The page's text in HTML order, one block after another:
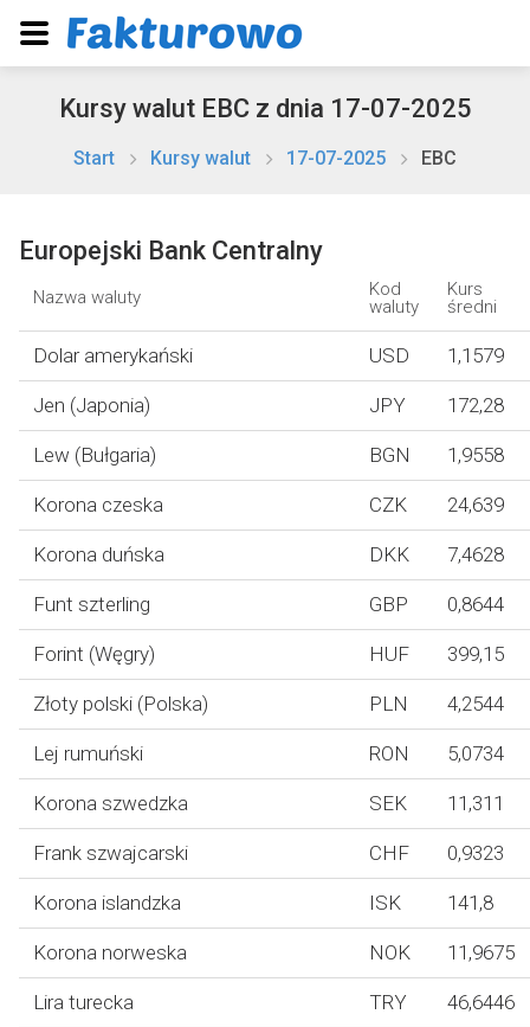
Kursy walut EBC z dnia 17-07-2025
Start Kursy walut 17-07-2025 EBC
Europejski Bank Centralny
Nazwa waluty
Kod
waluty
Kurs
średni
Dolar amerykański USD 1,1579
Jen (Japonia) JPY 172,28
Lew (Bułgaria) BGN 1,9558
Korona czeska CZK 24,639
Korona duńska DKK 7,4628
Funt szterling GBP 0,8644
Forint (Węgry) HUF 399,15
Złoty polski (Polska) PLN 4,2544
Lej rumuński RON 5,0734
Korona szwedzka SEK 11,311
Frank szwajcarski CHF 0,9323
Korona islandzka ISK 141,8
Korona norweska NOK 11,9675
Lira turecka TRY 46,6446